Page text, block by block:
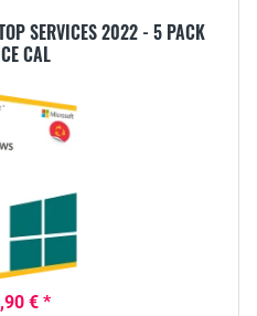
SERVICES 2022 - 5 PACK
CAL
€ *